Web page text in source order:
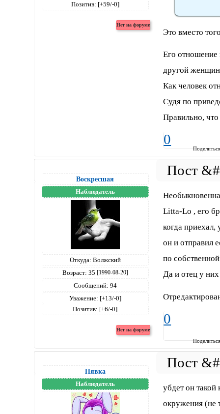
Позитив: [+59/-0]
Это вместо
Его отношение
другой
Как человек
Судя по
Правильно,
0
Воскресшая
Наблюдатель
Откуда: Волжский
Возраст: 35 [1990-08-20]
Сообщений: 94
Уважение: [+13/-0]
Позитив: [+6/-0]
Litta-Lo , его
когда приехал,
он и отправил
по
Да и отец у
0
Нявка
Наблюдатель
убдет он такой
окружения (не